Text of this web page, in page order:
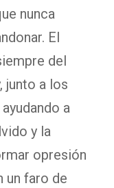
nunca
El
del
junto a los
a
y la
opresión
un faro de